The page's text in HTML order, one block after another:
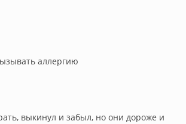
аллергию
выкинул и забыл, но они дороже и